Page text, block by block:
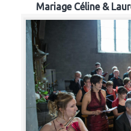
Mariage Céline &